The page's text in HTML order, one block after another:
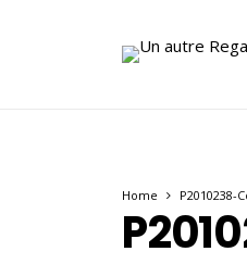
Home P2010238-